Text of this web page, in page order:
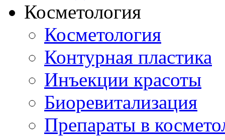
Косметология
Косметология
Контурная пластика
Инъекции красоты
Биоревитализация
Препараты в